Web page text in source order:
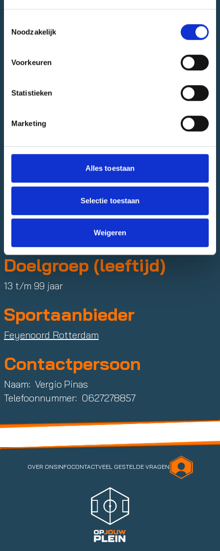
Noodzakelijk
Voorkeuren
Statistieken
Marketing
Alles toestaan
Selectie toestaan
Weigeren
IJsselmonde
Soort veld
Multiplein
Datum
14:00
Eindtijd
Doelgroep (leeftijd)
13 t/m 99 jaar
Sportaanbieder
Feyenoord Rotterdam
Contactpersoon
Naam: Vergio Pinas
Telefoonnummer: 0627278857
OVER ONSINFOCONTACTVEEL GESTELDE VRAGEN